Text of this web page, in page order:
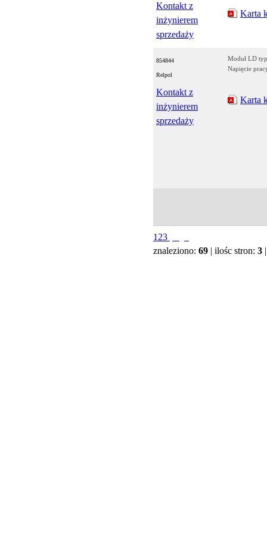
Kontakt z
inżynierem
sprzedaży
Karta
854844
Relpol
Kontakt z
inżynierem
sprzedaży
Moduł LD
Napięcie
Karta
1 23
znaleziono: 69 | ilośc stron: 3